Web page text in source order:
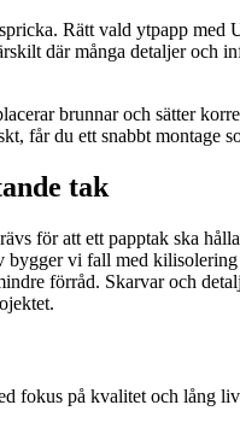
Rätt vald ytpapp
där många detaljer
brunnar och sätter
får du ett snabbt montage
tak
för att ett papptak ska
vi fall med
förråd. Skarvar och
fokus på kvalitet och lång